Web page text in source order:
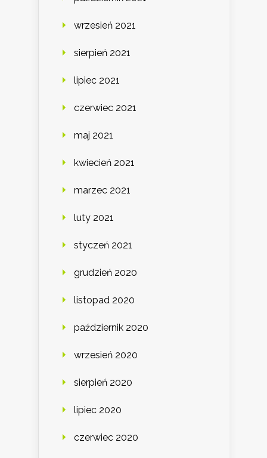
wrzesień 2021
sierpień 2021
lipiec 2021
czerwiec 2021
maj 2021
kwiecień 2021
marzec 2021
luty 2021
styczeń 2021
grudzień 2020
listopad 2020
październik 2020
wrzesień 2020
sierpień 2020
lipiec 2020
czerwiec 2020